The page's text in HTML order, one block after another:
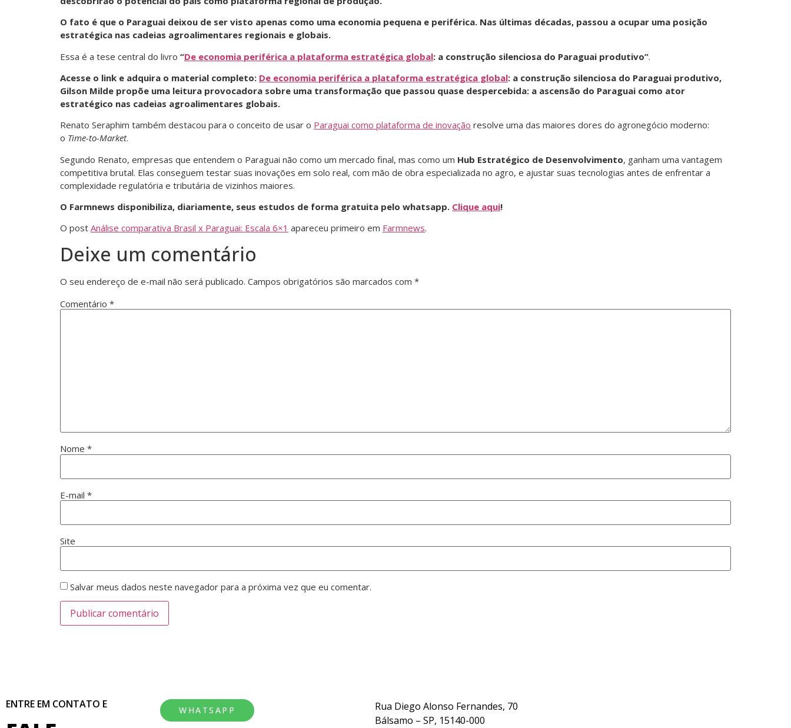
O fato é que o Paraguai deixou de ser visto apenas como uma economia pequena e periférica. Nas últimas décadas, passou a ocupar uma posição
estratégica nas cadeias agroalimentares regionais e globais.
Essa é a tese central do livro “De economia periférica a plataforma estratégica global: a construção silenciosa do Paraguai produtivo”.
Acesse o link e adquira o material completo: De economia periférica a plataforma estratégica global: a construção silenciosa do Paraguai produtivo,
Gilson Milde propõe uma leitura provocadora sobre uma transformação que passou quase despercebida: a ascensão do Paraguai como ator
estratégico nas cadeias agroalimentares globais.
Renato Seraphim também destacou para o conceito de usar o Paraguai como plataforma de inovação resolve uma das maiores dores do agronegócio moderno:
o Time-to-Market.
Segundo Renato, empresas que entendem o Paraguai não como um mercado final, mas como um Hub Estratégico de Desenvolvimento, ganham uma vantagem
competitiva brutal. Elas conseguem testar suas inovações em solo real, com mão de obra especializada no agro, e ajustar suas tecnologias antes de enfrentar a
complexidade regulatória e tributária de vizinhos maiores.
O Farmnews disponibiliza, diariamente, seus estudos de forma gratuita pelo whatsapp. Clique aqui!
O post Análise comparativa Brasil x Paraguai: Escala 6×1 apareceu primeiro em Farmnews.
Deixe um comentário
O seu endereço de e-mail não será publicado. Campos obrigatórios são marcados com *
Comentário *
Nome *
E-mail *
Site
Salvar meus dados neste navegador para a próxima vez que eu comentar.
ENTRE EM CONTATO E WHATSAPP
Rua Diego Alonso Fernandes, 70
Bálsamo – SP, 15140-000